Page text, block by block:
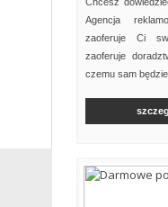
Agencja
zaoferuje Ci
zaoferuje
czemu sam